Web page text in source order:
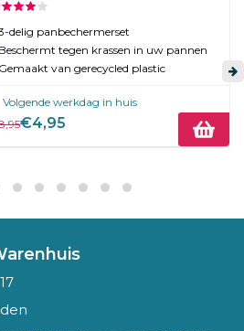
delig panbechermerset
Beschermt tegen krassen in uw pannen
Gemaakt van gerecycled plastic
Volgende werkdag in huis
€4,95